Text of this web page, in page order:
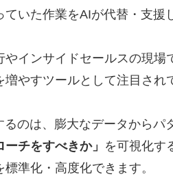
Marker
リードジェネレーター
支援AIの失敗しない選び方
にAIツールで効果は出るのか
いた作業をAIが代替・支援
やインサイドセールスの現
増やすツールとして注目され
のは、膨大なデータからパ
チをすべきか」 を可視化す
準化・高度化できます。